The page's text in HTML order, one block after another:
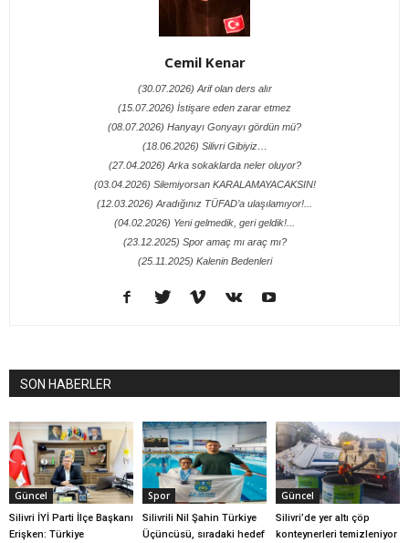
Cemil Kenar
(30.07.2026) Arif olan ders alır
(15.07.2026) İstişare eden zarar etmez
(08.07.2026) Hanyayı Gonyayı gördün mü?
(18.06.2026) Silivri Gibiyiz…
(27.04.2026) Arka sokaklarda neler oluyor?
(03.04.2026) Silemiyorsan KARALAMAYACAKSIN!
(12.03.2026) Aradığınız TÜFAD’a ulaşılamıyor!...
(04.02.2026) Yeni gelmedik, geri geldik!...
(23.12.2025) Spor amaç mı araç mı?
(25.11.2025) Kalenin Bedenleri
SON HABERLER
Güncel
Silivri İYİ Parti İlçe Başkanı
Erişken: Türkiye
Spor
Silivrili Nil Şahin Türkiye
Üçüncüsü, sıradaki hedef
Güncel
Silivri’de yer altı çöp
konteynerleri temizleniyor